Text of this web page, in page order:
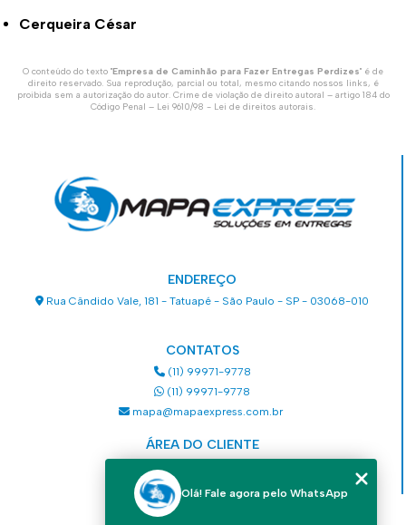
Cerqueira César
O conteúdo do texto "Empresa de Caminhão para Fazer Entregas Perdizes" é de
direito reservado. Sua reprodução, parcial ou total, mesmo citando nossos links, é
proibida sem a autorização do autor. Crime de violação de direito autoral – artigo 184 do
Código Penal – Lei 9610/98 - Lei de direitos autorais.
ENDEREÇO
Rua Cândido Vale, 181 - Tatuapé - São Paulo - SP - 03068-010
CONTATOS
(11) 99971-9778
(11) 99971-9778
mapa@mapaexpress.com.br
ÁREA DO CLIENTE
Olá! Fale agora pelo WhatsApp